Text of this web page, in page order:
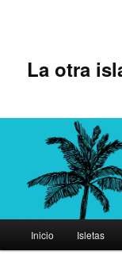
La otra
Inicio Isletas